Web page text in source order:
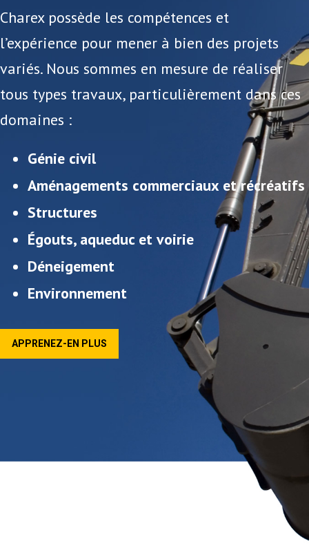
Charex possède les compétences et
l’expérience pour mener à bien des projets
variés. Nous sommes en mesure de réaliser
tous types travaux, particulièrement dans ces
domaines :
Génie civil
Aménagements commerciaux et récréatifs
Structures
Égouts, aqueduc et voirie
Déneigement
Environnement
APPRENEZ-EN PLUS